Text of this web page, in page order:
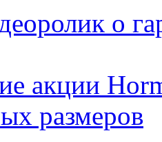
о
акции
размеров